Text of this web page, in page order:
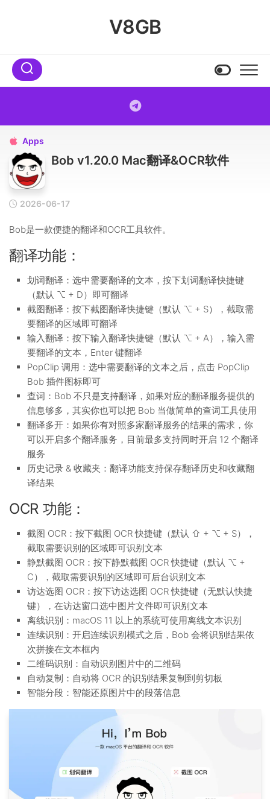
V8GB
 Apps
Bob v1.20.0 Mac翻译&OCR软件
2026-06-17
Bob是一款便捷的翻译和OCR工具软件。
翻译功能：
划词翻译：选中需要翻译的文本，按下划词翻译快捷键
（默认 ⌥ + D）即可翻译
截图翻译：按下截图翻译快捷键（默认 ⌥ + S），截取需
要翻译的区域即可翻译
输入翻译：按下输入翻译快捷键（默认 ⌥ + A），输入需
要翻译的文本，Enter 键翻译
PopClip 调用：选中需要翻译的文本之后，点击 PopClip
Bob 插件图标即可
查词：Bob 不只是支持翻译，如果对应的翻译服务提供的
信息够多，其实你也可以把 Bob 当做简单的查词工具使用
翻译多开：如果你有对照多家翻译服务的结果的需求，你
可以开启多个翻译服务，目前最多支持同时开启 12 个翻译
服务
历史记录 & 收藏夹：翻译功能支持保存翻译历史和收藏翻
译结果
OCR 功能：
截图 OCR：按下截图 OCR 快捷键（默认 ⇧ + ⌥ + S），
截取需要识别的区域即可识别文本
静默截图 OCR：按下静默截图 OCR 快捷键（默认 ⌥ +
C），截取需要识别的区域即可后台识别文本
访达选图 OCR：按下访达选图 OCR 快捷键（无默认快捷
键），在访达窗口选中图片文件即可识别文本
离线识别：macOS 11 以上的系统可使用离线文本识别
连续识别：开启连续识别模式之后，Bob 会将识别结果依
次拼接在文本框内
二维码识别：自动识别图片中的二维码
自动复制：自动将 OCR 的识别结果复制到剪切板
智能分段：智能还原图片中的段落信息